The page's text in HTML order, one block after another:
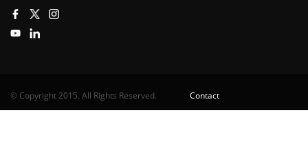
© Copyright 2015. All Rights Reserved. Contact